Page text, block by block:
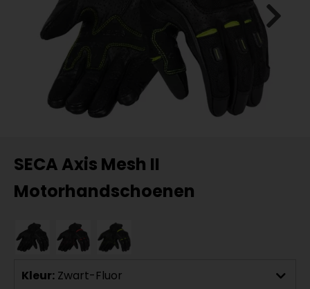
SECA Axis Mesh II
Motorhandschoenen
Kleur: Zwart-Fluor